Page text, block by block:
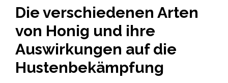
Die verschiedenen Arten
von Honig und ihre
Auswirkungen auf die
Hustenbekämpfung